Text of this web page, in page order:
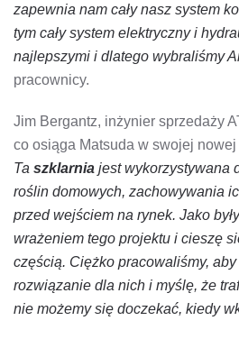
zapewnia nam cały nasz system
tym cały system elektryczny i
najlepszymi i dlatego wybraliśmy
pracownicy.
Jim Bergantz, inżynier sprzedaży
co osiąga Matsuda w swojej
Ta szklarnia jest wykorzystywana
roślin domowych, zachowywania
przed wejściem na rynek. Jako
wrażeniem tego projektu i cieszę
częścią. Ciężko pracowaliśmy,
rozwiązanie dla nich i myślę, że
nie możemy się doczekać, kiedy